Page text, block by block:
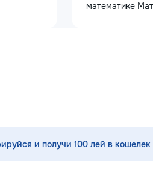
математике
и получи 100 лей в кошелек